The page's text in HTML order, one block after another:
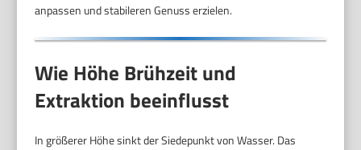
anpassen und stabileren Genuss erzielen.
Wie Höhe Brühzeit und
Extraktion beeinflusst
In größerer Höhe sinkt der Siedepunkt von Wasser. Das